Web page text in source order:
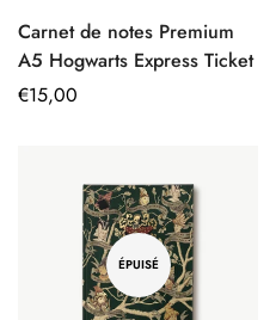
Carnet de notes Premium
A5 Hogwarts Express Ticket
Prix
€15,00
ÉPUISÉ